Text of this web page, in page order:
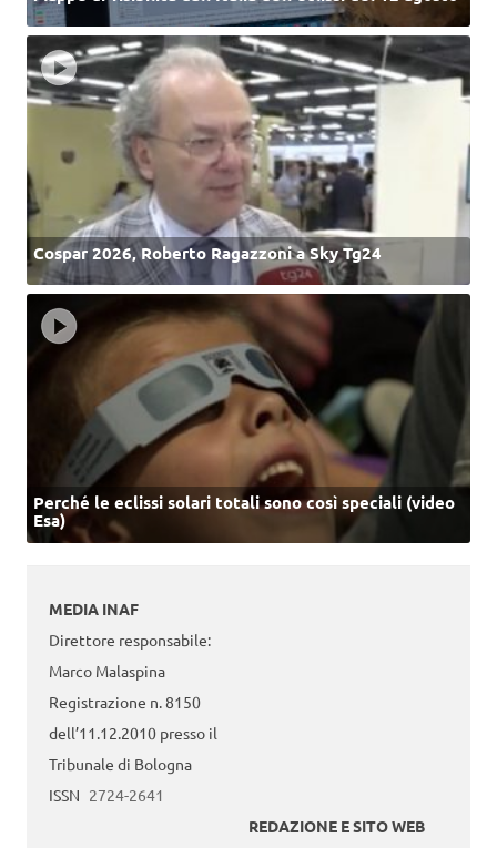
Cospar 2026, Roberto Ragazzoni a Sky Tg24
Perché le eclissi solari totali sono così speciali (video
Esa)
MEDIA INAF
Direttore responsabile:
Marco Malaspina
Registrazione n. 8150
dell’11.12.2010 presso il
Tribunale di Bologna
ISSN 2724-2641
REDAZIONE E SITO WEB